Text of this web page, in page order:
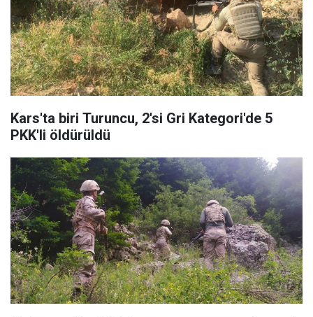
Kars'ta biri Turuncu, 2'si Gri Kategori'de 5
PKK'li öldürüldü